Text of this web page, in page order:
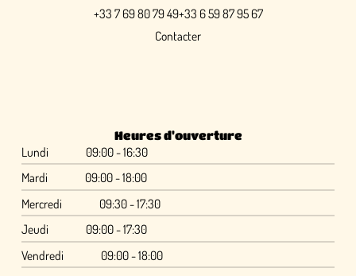
+33 7 69 80 79 49+33 6 59 87 95 67
Contacter
Heures d'ouverture
Lundi
09:00 - 16:30
Mardi
09:00 - 18:00
Mercredi
09:30 - 17:30
Jeudi
09:00 - 17:30
Vendredi
09:00 - 18:00